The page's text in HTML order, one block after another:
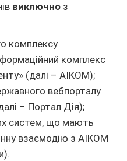
виключно з
комплексу
комплекс
(далі – АІКОМ);
вебпорталу
– Портал Дія);
систем, що мають
взаємодію з АІКОМ